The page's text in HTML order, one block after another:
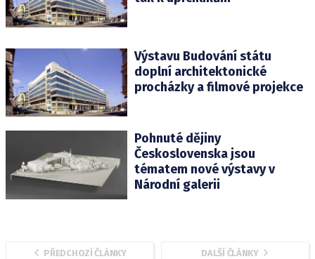
Výstavu Budování státu
doplní architektonické
procházky a filmové projekce
Pohnuté dějiny
Československa jsou
tématem nové výstavy v
Národní galerii
PŘEDCHOZÍ ČLÁNKY DALŠÍ ČLÁNKY